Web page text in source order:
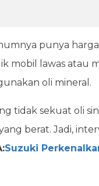
punya
mobil lawas atau
oli mineral.
tidak sekuat oli
berat. Jadi,
Suzuki